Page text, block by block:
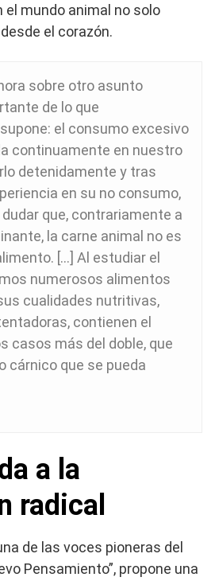
mundo animal no solo
el corazón.
sobre otro asunto
de lo que
el consumo excesivo
continuamente en nuestro
detenidamente y tras
en su no consumo,
que, contrariamente a
la carne animal no es
[…] Al estudiar el
numerosos alimentos
cualidades nutritivas,
contienen el
casos más del doble, que
cárnico que se pueda
a la
radical
de las voces pioneras del
Pensamiento”, propone una